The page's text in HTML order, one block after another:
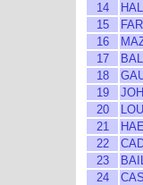
14
15
16
17
18
19
20
21
22
23
24